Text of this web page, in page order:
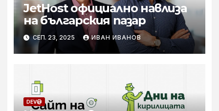
JetHost официално навлиза
на българския пазар
СЕП. 23, 2025 ИВАН ИВАНОВ
DEV@